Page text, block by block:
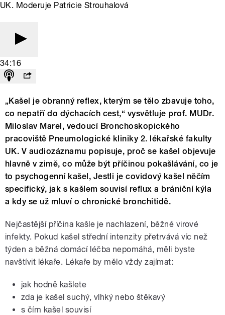
UK. Moderuje Patricie Strouhalová
34:16
„Kašel je obranný reflex, kterým se tělo zbavuje toho,
co nepatří do dýchacích cest,“ vysvětluje prof. MUDr.
Miloslav Marel, vedoucí Bronchoskopického
pracoviště Pneumologické kliniky 2. lékařské fakulty
UK. V audiozáznamu popisuje, proč se kašel objevuje
hlavně v zimě, co může být příčinou pokašlávání, co je
to psychogenní kašel, Jestli je covidový kašel něčím
specifický, jak s kašlem souvisí reflux a brániční kýla
a kdy se už mluví o chronické bronchitidě.
Nejčastější příčina kašle je nachlazení, běžné virové
infekty. Pokud kašel střední intenzity přetrvává víc než
týden a běžná domácí léčba nepomáhá, měli byste
navštívit lékaře. Lékaře by mělo vždy zajímat:
jak hodně kašlete
zda je kašel suchý, vlhký nebo štěkavý
s čím kašel souvisí